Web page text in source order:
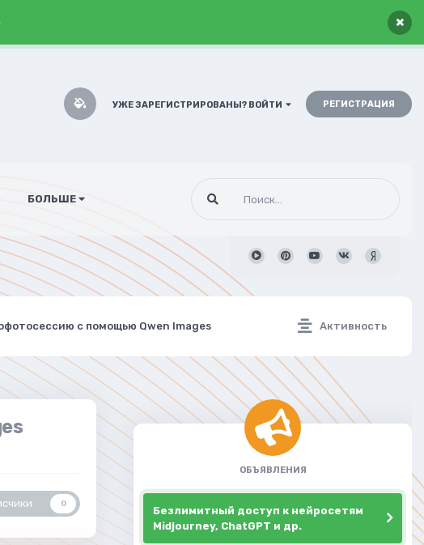
×
УЖЕ ЗАРЕГИСТРИРОВАНЫ? ВОЙТИ РЕГИСТРАЦИЯ
БОЛЬШЕ
Активность
с помощью Qwen Images
0
ОБЪЯВЛЕНИЯ
Безлимитный доступ к нейросетям
Midjourney, ChatGPT и др.